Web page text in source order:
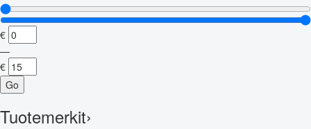
€
—
€
Go
Tuotemerkit›